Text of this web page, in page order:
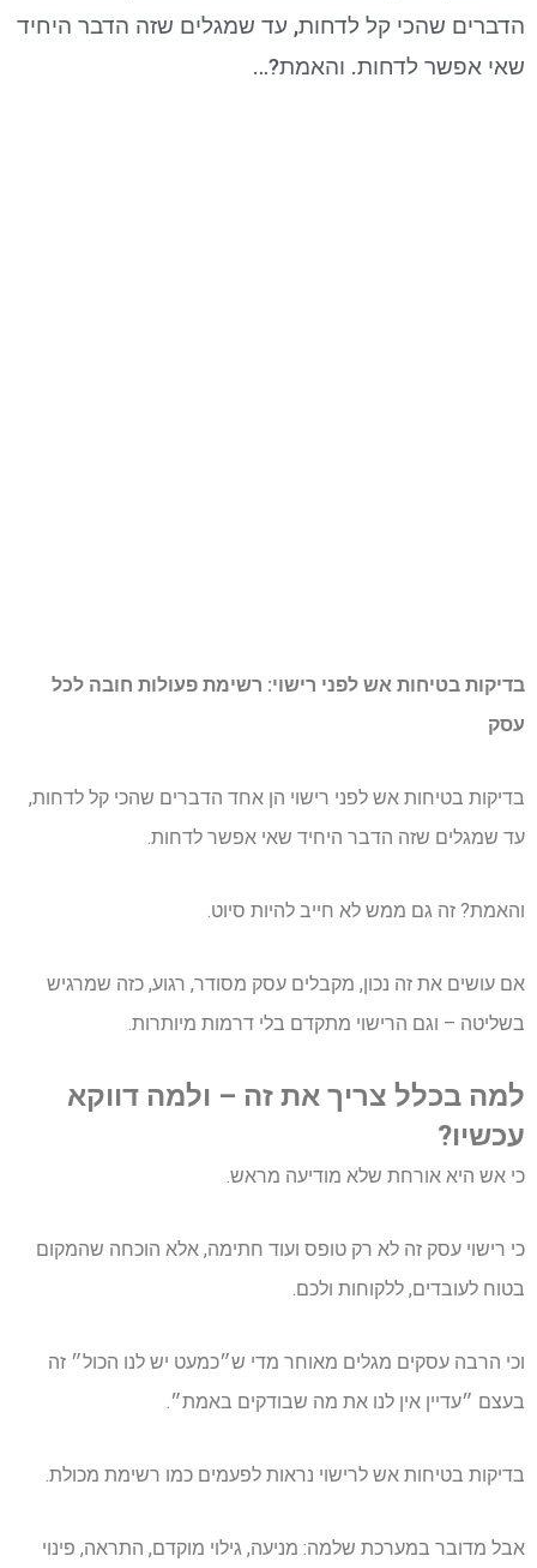
הדברים שהכי קל לדחות, עד שמגלים שזה הדבר היחיד
שאי אפשר לדחות. והאמת?…
בדיקות בטיחות אש לפני רישוי: רשימת פעולות חובה לכל
עסק
בדיקות בטיחות אש לפני רישוי הן אחד הדברים שהכי קל לדחות,
עד שמגלים שזה הדבר היחיד שאי אפשר לדחות.
והאמת? זה גם ממש לא חייב להיות סיוט.
אם עושים את זה נכון, מקבלים עסק מסודר, רגוע, כזה שמרגיש
בשליטה – וגם הרישוי מתקדם בלי דרמות מיותרות.
למה בכלל צריך את זה – ולמה דווקא
עכשיו?
כי אש היא אורחת שלא מודיעה מראש.
כי רישוי עסק זה לא רק טופס ועוד חתימה, אלא הוכחה שהמקום
בטוח לעובדים, ללקוחות ולכם.
וכי הרבה עסקים מגלים מאוחר מדי ש״כמעט יש לנו הכול״ זה
בעצם ״עדיין אין לנו את מה שבודקים באמת״.
בדיקות בטיחות אש לרישוי נראות לפעמים כמו רשימת מכולת.
אבל מדובר במערכת שלמה: מניעה, גילוי מוקדם, התראה, פינוי